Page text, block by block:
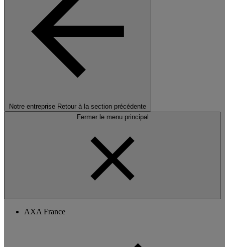
Notre entreprise Retour à la section précédente
Fermer le menu principal
AXA France